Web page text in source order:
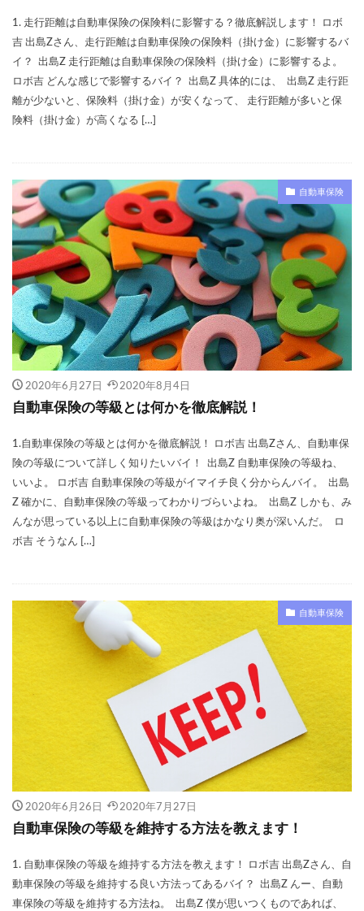
1. 走行距離は自動車保険の保険料に影響する？徹底解説します！ ロボ
吉 出島Zさん、走行距離は自動車保険の保険料（掛け金）に影響するバ
イ？ 出島Z 走行距離は自動車保険の保険料（掛け金）に影響するよ。
ロボ吉 どんな感じで影響するバイ？ 出島Z 具体的には、 出島Z 走行距
離が少ないと、保険料（掛け金）が安くなって、 走行距離が多いと保
険料（掛け金）が高くなる […]
自動車保険
2020年6月27日 2020年8月4日
自動車保険の等級とは何かを徹底解説！
1.自動車保険の等級とは何かを徹底解説！ ロボ吉 出島Zさん、自動車保
険の等級について詳しく知りたいバイ！ 出島Z 自動車保険の等級ね、
いいよ。 ロボ吉 自動車保険の等級がイマイチ良く分からんバイ。 出島
Z 確かに、自動車保険の等級ってわかりづらいよね。 出島Z しかも、み
んなが思っている以上に自動車保険の等級はかなり奥が深いんだ。 ロ
ボ吉 そうなん […]
自動車保険
2020年6月26日 2020年7月27日
自動車保険の等級を維持する方法を教えます！
1. 自動車保険の等級を維持する方法を教えます！ ロボ吉 出島Zさん、自
動車保険の等級を維持する良い方法ってあるバイ？ 出島Z んー、自動
車保険の等級を維持する方法ね。 出島Z 僕が思いつくものであれば、